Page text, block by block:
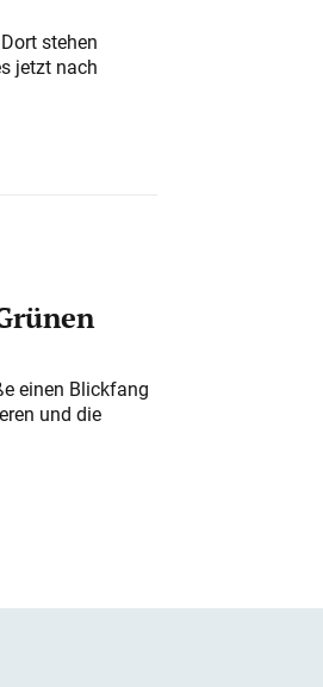
stehen
jetzt nach
einen Blickfang
und die